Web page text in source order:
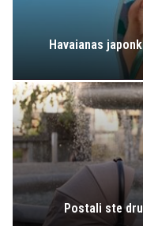
Havaianas
Postali ste